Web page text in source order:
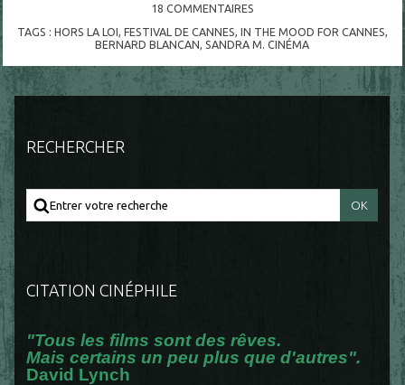
18 COMMENTAIRES
TAGS : HORS LA LOI, FESTIVAL DE CANNES, IN THE MOOD FOR CANNES,
BERNARD BLANCAN,SANDRA M. CINÉMA
RECHERCHER
CITATION CINÉPHILE
"Tous les films sont des rêves.
Mais certains un peu plus que d'autres".
David Lynch